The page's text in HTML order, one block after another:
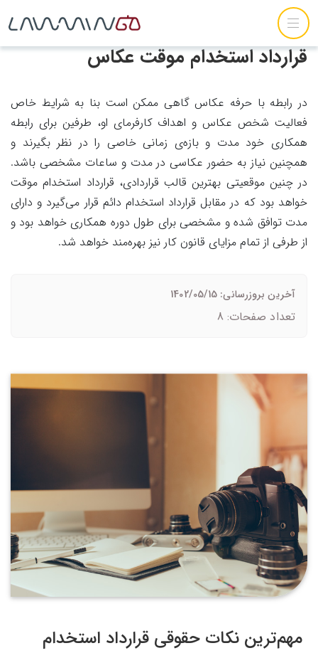
قرارداد استخدام موقت عکاس
در رابطه با حرفه عکاس گاهی ممکن است بنا به شرایط خاص
فعالیت شخص عکاس و اهداف کارفرمای او، طرفین برای رابطه
همکاری خود مدت و بازه‌ی زمانی خاصی را در نظر بگیرند و
همچنین نیاز به حضور عکاسی در مدت و ساعات مشخصی باشد.
در چنین موقعیتی بهترین قالب قراردادی، قرارداد استخدام موقت
خواهد بود که در مقابل قرارداد استخدام دائم قرار می‌گیرد و دارای
مدت توافق شده و مشخصی برای طول دوره همکاری خواهد بود و
از طرفی از تمام مزایای قانون کار نیز بهره‌مند خواهد شد.
آخرین بروزرسانی: 1402/05/15
تعداد صفحات: 8
مهم‌ترین نکات حقوقی قرارداد استخدام